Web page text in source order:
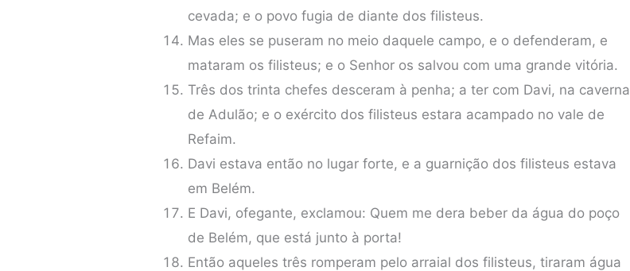
cevada; e o povo fugia de diante dos filisteus.
Mas eles se puseram no meio daquele campo, e o defenderam, e
mataram os filisteus; e o Senhor os salvou com uma grande vitória.
Três dos trinta chefes desceram à penha; a ter com Davi, na caverna
de Adulão; e o exército dos filisteus estara acampado no vale de
Refaim.
Davi estava então no lugar forte, e a guarnição dos filisteus estava
em Belém.
E Davi, ofegante, exclamou: Quem me dera beber da água do poço
de Belém, que está junto à porta!
Então aqueles três romperam pelo arraial dos filisteus, tiraram água